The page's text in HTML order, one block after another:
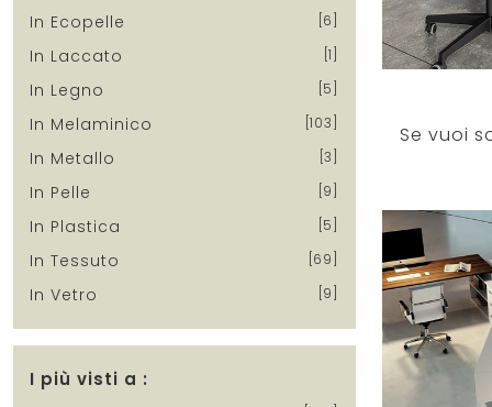
In Ecopelle 6
In Laccato 1
In Legno 5
In Melaminico 103
In Metallo 3
In Pelle 9
In Plastica 5
In Tessuto 69
In Vetro 9
I più visti a :